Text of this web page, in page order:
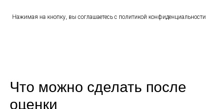
Нажимая на кнопку, вы соглашаетесь с политикой конфиденциальности
Что можно сделать после
оценки